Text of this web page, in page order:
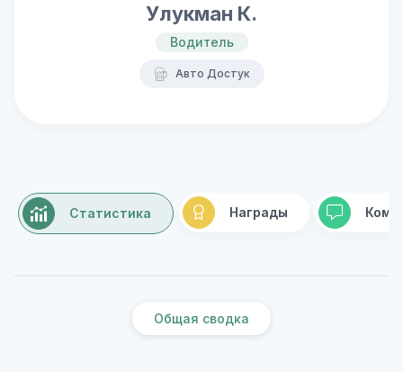
Улукман К.
Водитель
Авто Достук
Статистика Награды
Общая сводка